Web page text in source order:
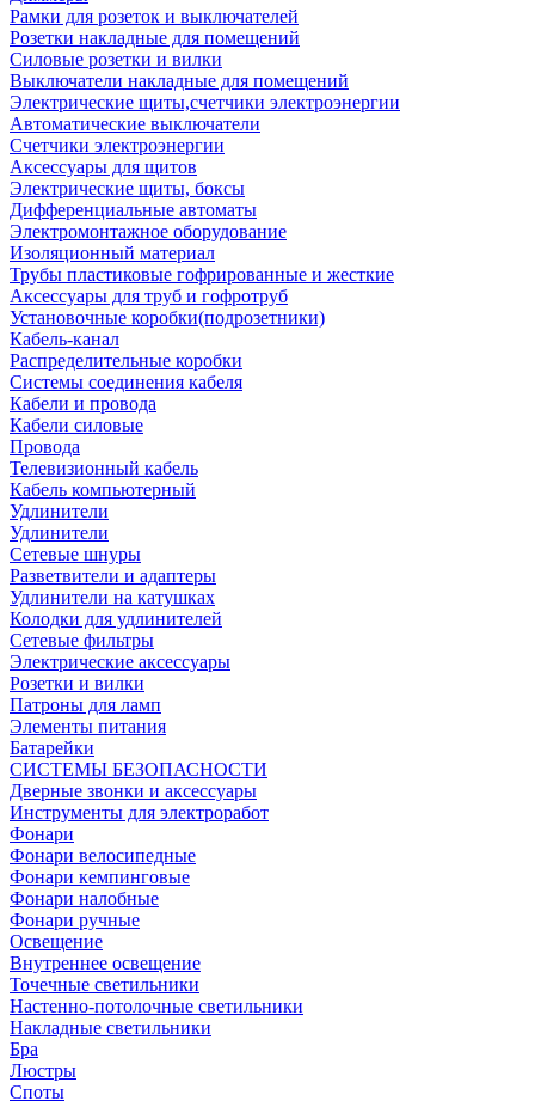
Рамки для розеток и выключателей
Розетки накладные для помещений
Силовые розетки и вилки
Выключатели накладные для помещений
Электрические щиты,счетчики электроэнергии
Автоматические выключатели
Счетчики электроэнергии
Аксессуары для щитов
Электрические щиты, боксы
Дифференциальные автоматы
Электромонтажное оборудование
Изоляционный материал
Трубы пластиковые гофрированные и жесткие
Аксессуары для труб и гофротруб
Установочные коробки(подрозетники)
Кабель-канал
Распределительные коробки
Системы соединения кабеля
Кабели и провода
Кабели силовые
Провода
Телевизионный кабель
Кабель компьютерный
Удлинители
Удлинители
Сетевые шнуры
Разветвители и адаптеры
Удлинители на катушках
Колодки для удлинителей
Сетевые фильтры
Электрические аксессуары
Розетки и вилки
Патроны для ламп
Элементы питания
Батарейки
СИСТЕМЫ БЕЗОПАСНОСТИ
Дверные звонки и аксессуары
Инструменты для электроработ
Фонари
Фонари велосипедные
Фонари кемпинговые
Фонари налобные
Фонари ручные
Освещение
Внутреннее освещение
Точечные светильники
Настенно-потолочные светильники
Накладные светильники
Бра
Люстры
Споты